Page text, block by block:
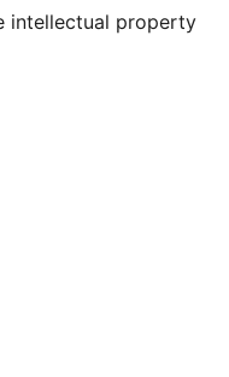
intellectual property